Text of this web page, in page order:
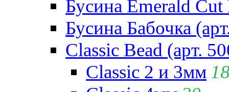
Бусина Emerald Cut
Бусина Бабочка
Classic Bead (арт.
Classic 2 и 3мм